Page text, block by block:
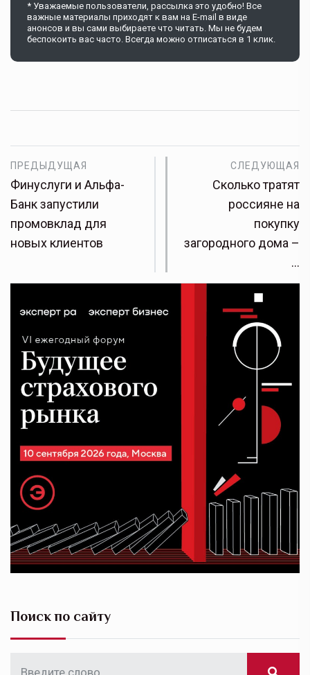
* Уважаемые пользователи, рассылка это удобно! Все
важные материалы приходят к вам на E-mail в виде
анонсов и вы сами выбираете что читать. Мы не будем
беспокоить вас часто. Всегда можно отписаться в 1 клик.
ПРЕДЫДУЩАЯ
Финуслуги и Альфа-
Банк запустили
промовклад для
новых клиентов
СЛЕДУЮЩАЯ
Сколько тратят
россияне на
покупку
загородного дома –
…
Поиск по сайту